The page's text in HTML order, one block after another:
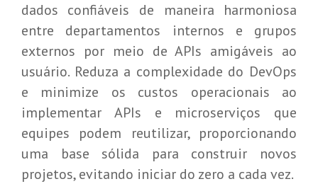
dados confiáveis de maneira harmoniosa
entre departamentos internos e grupos
externos por meio de APIs amigáveis ao
usuário. Reduza a complexidade do DevOps
e minimize os custos operacionais ao
implementar APIs e microserviços que
equipes podem reutilizar, proporcionando
uma base sólida para construir novos
projetos, evitando iniciar do zero a cada vez.